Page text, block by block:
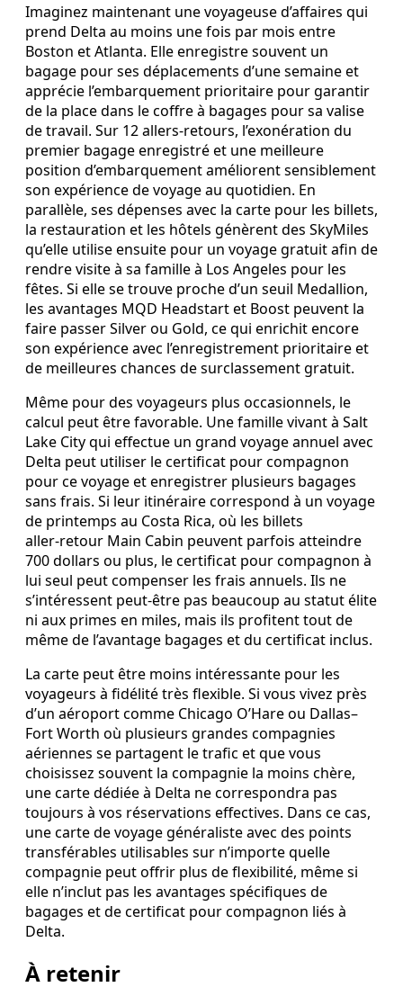
Imaginez maintenant une voyageuse d’affaires qui
prend Delta au moins une fois par mois entre
Boston et Atlanta. Elle enregistre souvent un
bagage pour ses déplacements d’une semaine et
apprécie l’embarquement prioritaire pour garantir
de la place dans le coffre à bagages pour sa valise
de travail. Sur 12 allers‑retours, l’exonération du
premier bagage enregistré et une meilleure
position d’embarquement améliorent sensiblement
son expérience de voyage au quotidien. En
parallèle, ses dépenses avec la carte pour les billets,
la restauration et les hôtels génèrent des SkyMiles
qu’elle utilise ensuite pour un voyage gratuit afin de
rendre visite à sa famille à Los Angeles pour les
fêtes. Si elle se trouve proche d’un seuil Medallion,
les avantages MQD Headstart et Boost peuvent la
faire passer Silver ou Gold, ce qui enrichit encore
son expérience avec l’enregistrement prioritaire et
de meilleures chances de surclassement gratuit.
Même pour des voyageurs plus occasionnels, le
calcul peut être favorable. Une famille vivant à Salt
Lake City qui effectue un grand voyage annuel avec
Delta peut utiliser le certificat pour compagnon
pour ce voyage et enregistrer plusieurs bagages
sans frais. Si leur itinéraire correspond à un voyage
de printemps au Costa Rica, où les billets
aller‑retour Main Cabin peuvent parfois atteindre
700 dollars ou plus, le certificat pour compagnon à
lui seul peut compenser les frais annuels. Ils ne
s’intéressent peut‑être pas beaucoup au statut élite
ni aux primes en miles, mais ils profitent tout de
même de l’avantage bagages et du certificat inclus.
La carte peut être moins intéressante pour les
voyageurs à fidélité très flexible. Si vous vivez près
d’un aéroport comme Chicago O’Hare ou Dallas–
Fort Worth où plusieurs grandes compagnies
aériennes se partagent le trafic et que vous
choisissez souvent la compagnie la moins chère,
une carte dédiée à Delta ne correspondra pas
toujours à vos réservations effectives. Dans ce cas,
une carte de voyage généraliste avec des points
transférables utilisables sur n’importe quelle
compagnie peut offrir plus de flexibilité, même si
elle n’inclut pas les avantages spécifiques de
bagages et de certificat pour compagnon liés à
Delta.
À retenir